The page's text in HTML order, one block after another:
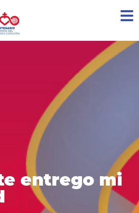
entrego mi